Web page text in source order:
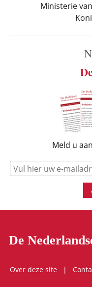
Ministerie
Meld u
De
Over deze site